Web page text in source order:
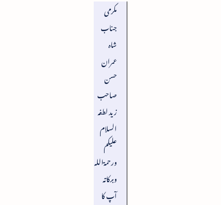
مکرمی
جناب
شاہ
عمران
حسن
صاحب
زید لطفہ
السلام
علیکم
ورحمۃاللہ
وبرکاتہ
آپ کا